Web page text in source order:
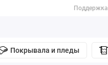
Поддержка
Покрывала и пледы